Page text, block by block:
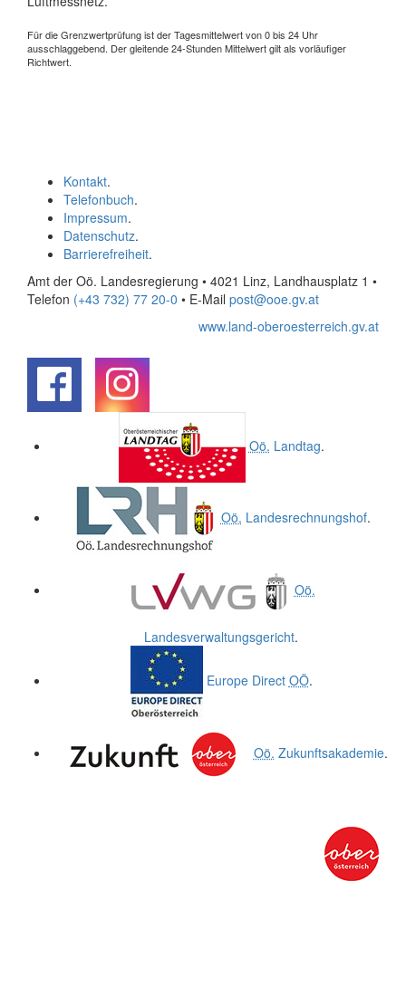
Für die Grenzwertprüfung ist der Tagesmittelwert von 0 bis 24 Uhr
ausschlaggebend. Der gleitende 24-Stunden Mittelwert gilt als vorläufiger
Richtwert.
Kontakt.
Telefonbuch.
Impressum.
Datenschutz.
Barrierefreiheit.
Amt der Oö. Landesregierung • 4021 Linz, Landhausplatz 1 •
Telefon (+43 732) 77 20-0 • E-Mail post@ooe.gv.at
www.land-oberoesterreich.gv.at
Oö. Landtag.
Oö. Landesrechnungshof.
Oö.
Landesverwaltungsgericht.
Europe Direct OÖ.
Oö. Zukunftsakademie.